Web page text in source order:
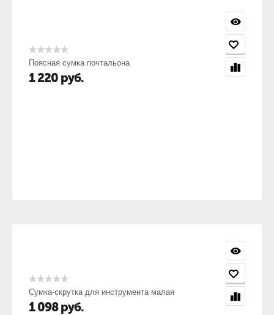
Поясная сумка почтальона
1 220 руб.
Сумка-скрутка для инструмента малая
1 098 руб.